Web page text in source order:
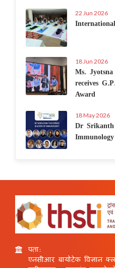
22 Jun 2026
18 Jun 2026
Ms.
receives
Award
18 May 2026
Dr
पता:
एनसीआर बायोटेक विज्ञान